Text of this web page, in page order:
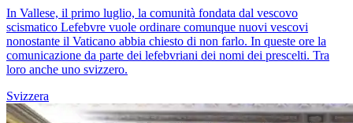
In Vallese, il primo luglio, la comunità fondata dal vescovo
scismatico Lefebvre vuole ordinare comunque nuovi vescovi
nonostante il Vaticano abbia chiesto di non farlo. In queste ore la
comunicazione da parte dei lefebvriani dei nomi dei prescelti. Tra
loro anche uno svizzero.
Svizzera